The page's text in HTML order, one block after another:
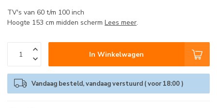
TV's van 60 t/m 100 inch
Hoogte 153 cm midden scherm Lees meer.
In Winkelwagen
Vandaag besteld, vandaag verstuurd ( voor 18:00 )